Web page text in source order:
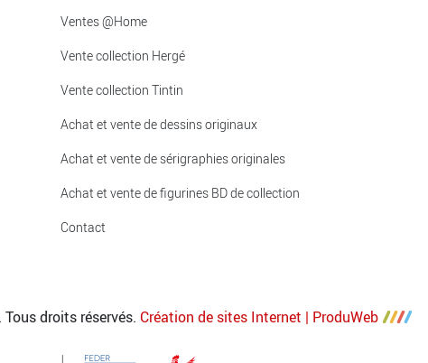
Ventes @Home
Vente collection Hergé
Vente collection Tintin
Achat et vente de dessins originaux
Achat et vente de sérigraphies originales
Achat et vente de figurines BD de collection
Contact
droits réservés. Création de sites Internet | ProduWeb